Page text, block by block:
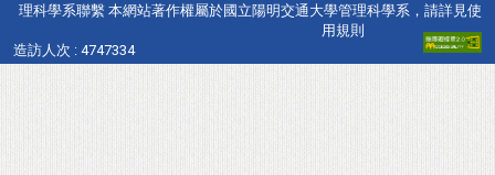
理科學系聯繫 本網站著作權屬於國立陽明交通大學管理科學系，請詳見使
用規則
造訪人次 : 4747334